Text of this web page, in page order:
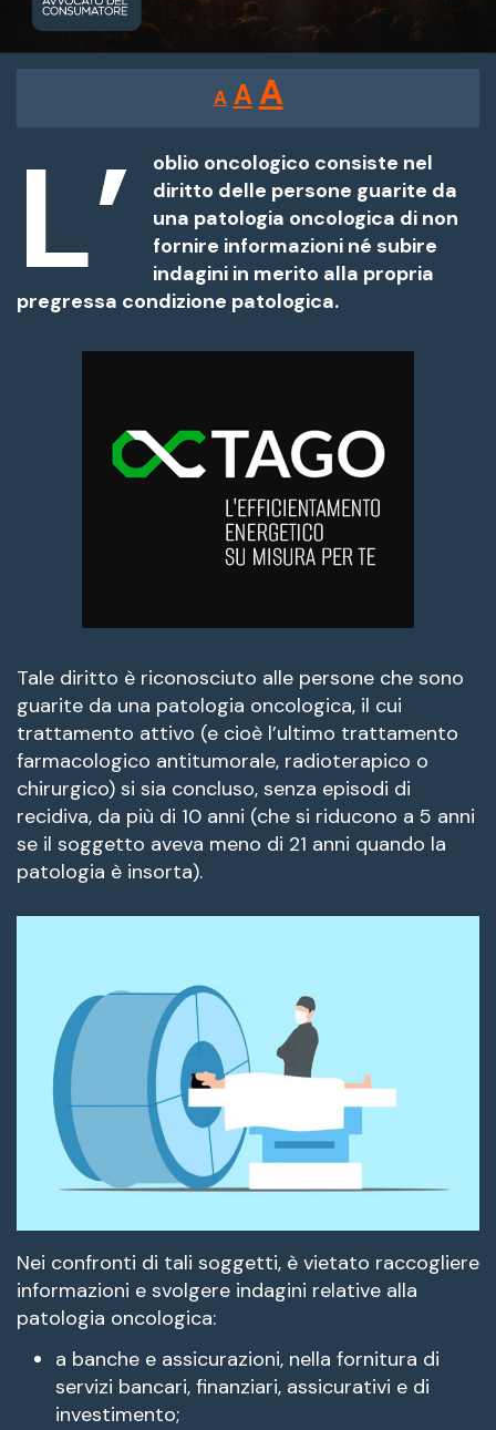
A
Reducir
tamaño
de
fuente.
A Restablecer
tamaño
de
fuente
AAumentar
tamaño
de
fuente.
L’
oblio oncologico consiste nel
diritto delle persone guarite da
una patologia oncologica di non
fornire informazioni né subire
indagini in merito alla propria
pregressa condizione patologica.
Tale diritto è riconosciuto alle persone che sono
guarite da una patologia oncologica, il cui
trattamento attivo (e cioè l’ultimo trattamento
farmacologico antitumorale, radioterapico o
chirurgico) si sia concluso, senza episodi di
recidiva, da più di 10 anni (che si riducono a 5 anni
se il soggetto aveva meno di 21 anni quando la
patologia è insorta).
Nei confronti di tali soggetti, è vietato raccogliere
informazioni e svolgere indagini relative alla
patologia oncologica:
a banche e assicurazioni, nella fornitura di
servizi bancari, finanziari, assicurativi e di
investimento;